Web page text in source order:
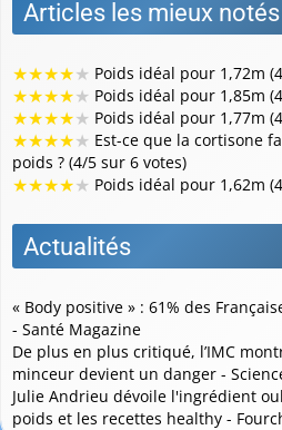
Articles les mieux notés
★★★★★ Poids idéal pour 1,72m
★★★★★ Poids idéal pour 1,85m
★★★★★ Poids idéal pour 1,77m
★★★★★ Est-ce que la cortisone
poids ? (4/5 sur 6 votes)
★★★★★ Poids idéal pour 1,62m
Actualités
« Body positive » : 61% des
- Santé Magazine
De plus en plus critiqué, l’IMC
minceur devient un danger -
Julie Andrieu dévoile l'ingrédient
poids et les recettes healthy -